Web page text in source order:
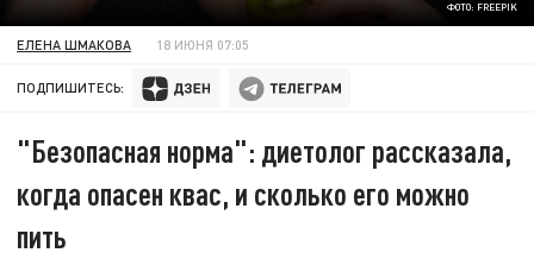
ФОТО: FREEPIK
ЕЛЕНА ШМАКОВА 18 ИЮНЯ 07:05
ПОДПИШИТЕСЬ:
"Безопасная норма": диетолог рассказала,
когда опасен квас, и сколько его можно
пить